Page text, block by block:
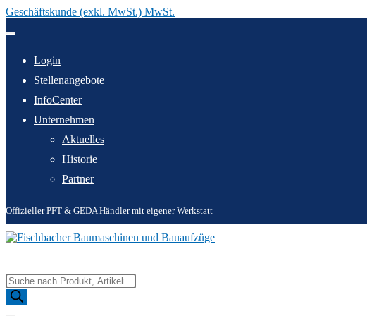
Geschäftskunde (exkl. MwSt.) MwSt.
Inhalt
Login
Stellenangebote
InfoCenter
Unternehmen
Aktuelles
Historie
Partner
Offizieller PFT & GEDA Händler mit eigener Werkstatt
Products
search